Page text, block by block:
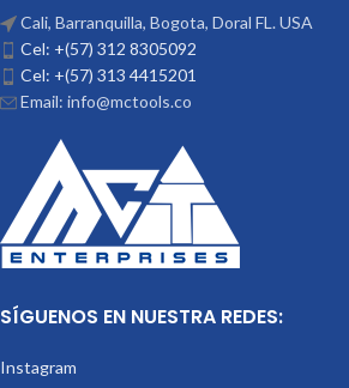
Cali, Barranquilla, Bogota, Doral FL. USA
Cel: +(57) 312 8305092
Cel: +(57) 313 4415201
Email: info@mctools.co
SÍGUENOS EN NUESTRA REDES:
Instagram